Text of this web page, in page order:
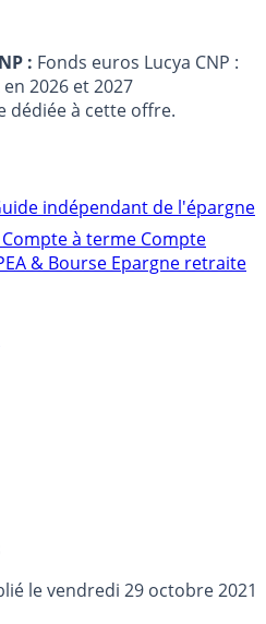
: Fonds euros Lucya CNP :
2026 et 2027
dédiée à cette offre.
indépendant de l'épargne
Compte à terme Compte
& Bourse Epargne retraite
levendredi 29 octobre 2021